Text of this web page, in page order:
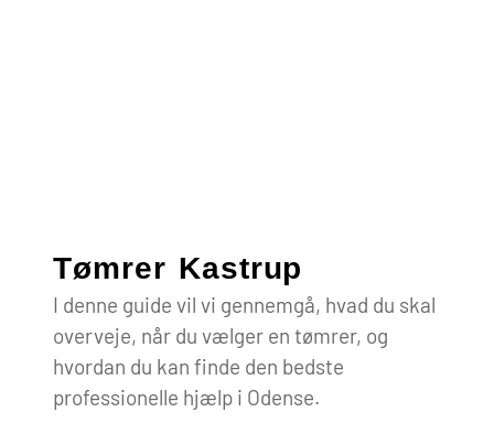
Tømrer Kastrup
I denne guide vil vi gennemgå, hvad du skal
overveje, når du vælger en tømrer, og
hvordan du kan finde den bedste
professionelle hjælp i Odense.